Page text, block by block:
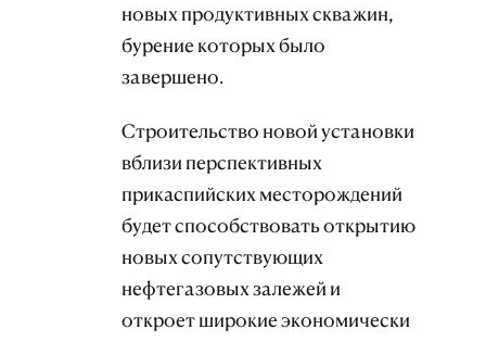
новых продуктивных скважин,
бурение которых было
завершено.
Строительство новой установки
вблизи перспективных
прикаспийских месторождений
будет способствовать открытию
новых сопутствующих
нефтегазовых залежей и
откроет широкие экономически